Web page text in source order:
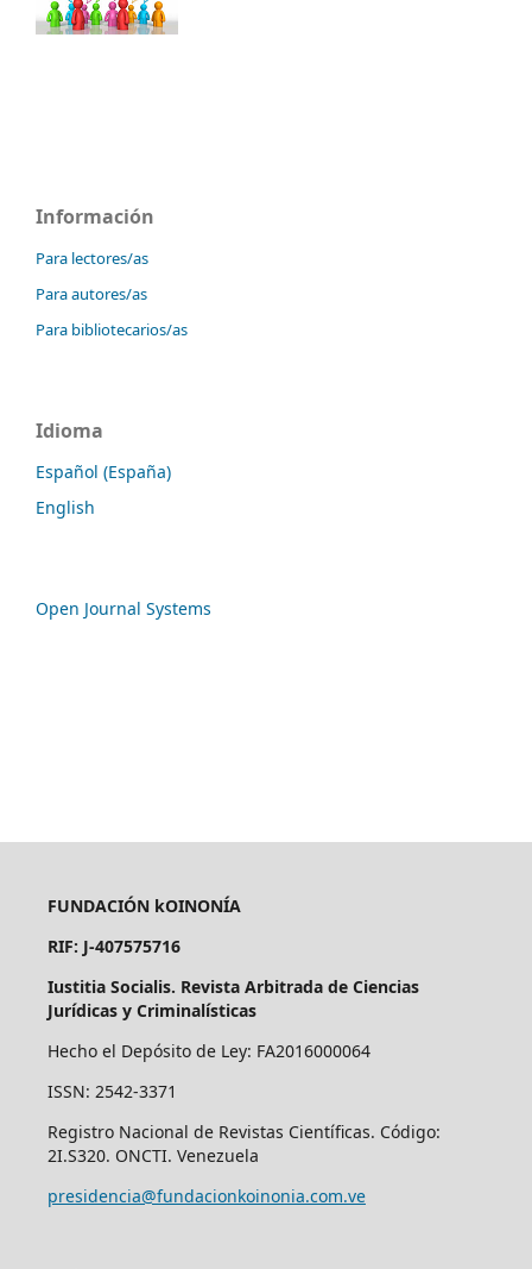
Información
Para lectores/as
Para autores/as
Para bibliotecarios/as
Idioma
Español (España)
English
Open Journal Systems
FUNDACIÓN kOINONÍA
RIF: J-407575716
Iustitia Socialis. Revista Arbitrada de Ciencias
Jurídicas y Criminalísticas
Hecho el Depósito de Ley: FA2016000064
ISSN: 2542-3371
Registro Nacional de Revistas Científicas. Código:
2I.S320. ONCTI. Venezuela
presidencia@fundacionkoinonia.com.ve